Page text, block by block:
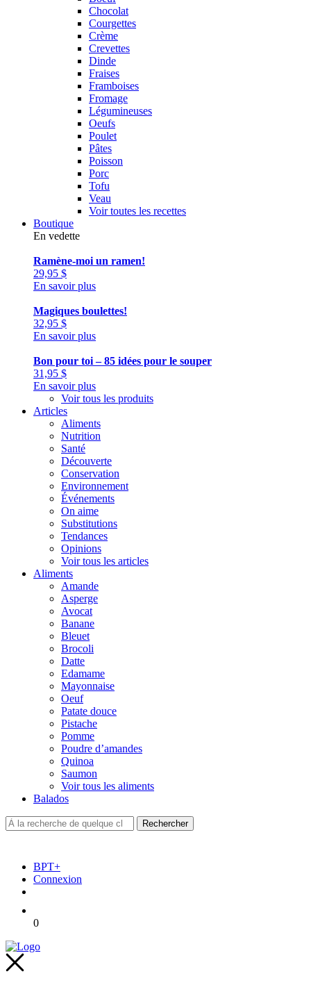
Chocolat
Courgettes
Crème
Crevettes
Dinde
Fraises
Framboises
Fromage
Légumineuses
Oeufs
Poulet
Pâtes
Poisson
Porc
Tofu
Veau
Voir toutes les recettes
Boutique
En vedette
Ramène-moi un ramen!
29,95 $
En savoir plus
Magiques boulettes!
32,95 $
En savoir plus
Bon pour toi – 85 idées pour le souper
31,95 $
En savoir plus
Voir tous les produits
Articles
Aliments
Nutrition
Santé
Découverte
Conservation
Environnement
Événements
On aime
Substitutions
Tendances
Opinions
Voir tous les articles
Aliments
Amande
Asperge
Avocat
Banane
Bleuet
Brocoli
Datte
Edamame
Mayonnaise
Oeuf
Patate douce
Pistache
Pomme
Poudre d’amandes
Quinoa
Saumon
Voir tous les aliments
Balados
BPT+
Connexion
0